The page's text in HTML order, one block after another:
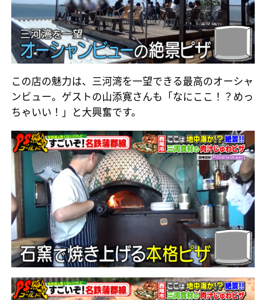
この店の魅力は、三河湾を一望できる最高のオーシャ
ンビュー。ゲストの山添寛さんも「なにここ！？めっ
ちゃいい！」と大興奮です。